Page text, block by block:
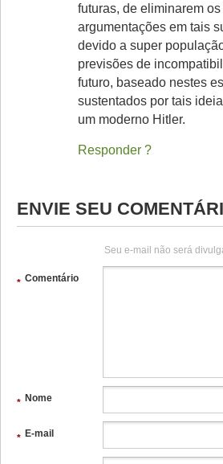
futuras, de eliminarem
argumentações em tais
devido a super
previsões de
futuro, baseado nestes
sustentados por tais
um moderno Hitler.
Responder
ENVIE SEU
Seu e-mail não será
Comentário
*
Nome
*
E-mail
*